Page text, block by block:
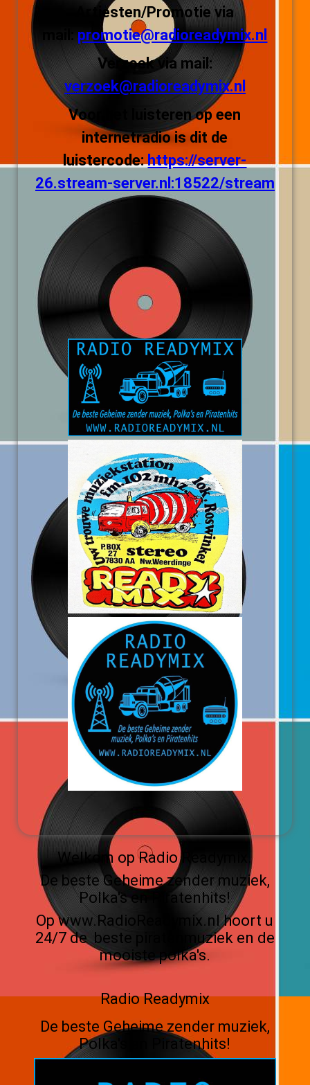
Artiesten/Promotie via
promotie@radioreadymix.nl
Verzoek via mail:
verzoek@radioreadymix.nl
Voor het luisteren op een
internetradio is dit de
luistercode:https://server-
26.stream-server.nl:18522/stream
Welkom op Radio Readymix.
De beste Geheime zender muziek,
Polka's en Piratenhits!
Op www.RadioReadymix.nl hoort u
24/7 de beste piratenmuziek en de
mooiste polka's.
Radio Readymix
De beste Geheime zender muziek,
Polka's en Piratenhits!